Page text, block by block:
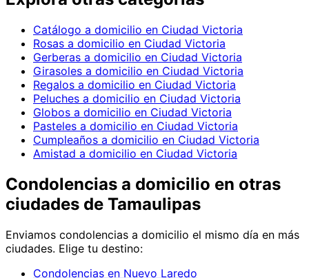
Catálogo a domicilio en Ciudad Victoria
Rosas a domicilio en Ciudad Victoria
Gerberas a domicilio en Ciudad Victoria
Girasoles a domicilio en Ciudad Victoria
Regalos a domicilio en Ciudad Victoria
Peluches a domicilio en Ciudad Victoria
Globos a domicilio en Ciudad Victoria
Pasteles a domicilio en Ciudad Victoria
Cumpleaños a domicilio en Ciudad Victoria
Amistad a domicilio en Ciudad Victoria
Condolencias a domicilio en otras
ciudades de Tamaulipas
Enviamos condolencias a domicilio el mismo día en más
ciudades. Elige tu destino:
Condolencias en Nuevo Laredo